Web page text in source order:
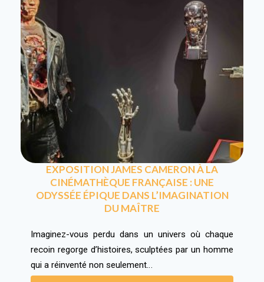
EXPOSITION JAMES CAMERON À LA
CINÉMATHÈQUE FRANÇAISE : UNE
ODYSSÉE ÉPIQUE DANS L’IMAGINATION
DU MAÎTRE
Imaginez-vous perdu dans un univers où chaque
recoin regorge d’histoires, sculptées par un homme
qui a réinventé non seulement…